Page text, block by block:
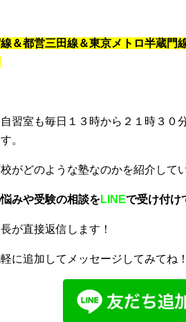
＆都営三田線＆東京メトロ半蔵門
習室も毎日１３時から２１時３０
。
がどのような塾なのかを紹介して
みや受験の相談をLINEで受け付け
が直接返信します！
に追加してメッセージしてみてね！